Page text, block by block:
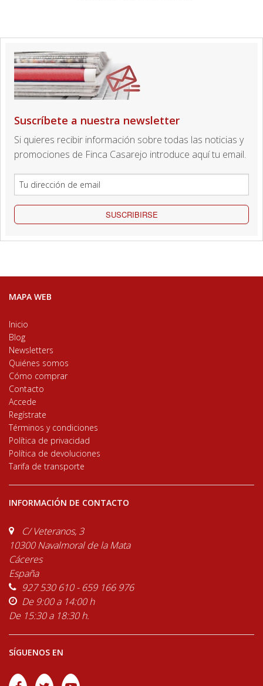
Suscríbete a nuestra newsletter
Si quieres recibir información sobre todas las noticias y
promociones de Finca Casarejo introduce aquí tu email.
SUSCRIBIRSE
MAPA WEB
Inicio
Blog
Newsletters
Quiénes somos
Cómo comprar
Contacto
Accede
Regístrate
Términos y condiciones
Política de privacidad
Política de devoluciones
Tarifa de transporte
INFORMACIÓN DE CONTACTO
C/ Veteranos, 3
10300 Navalmoral de la Mata
Cáceres
España
927 530 610 - 659 166 976
De 9:00 a 14:00 h
De 15:30 a 18:30 h.
SÍGUENOS EN